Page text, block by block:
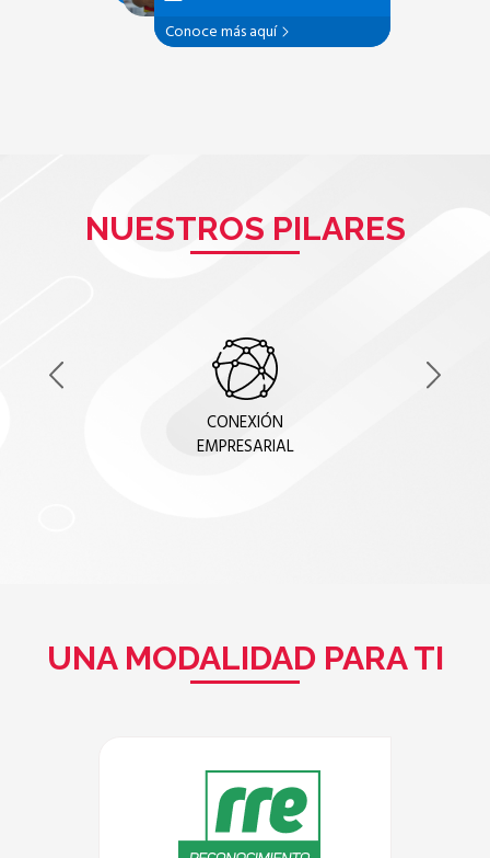
Conoce más aquí
NUESTROS PILARES
CONEXIÓN
EMPRESARIAL
UNA MODALIDAD PARA TI